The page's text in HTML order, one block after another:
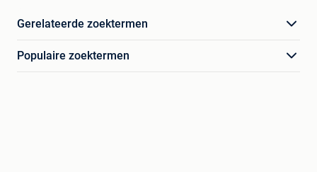
Gerelateerde zoektermen
Populaire zoektermen